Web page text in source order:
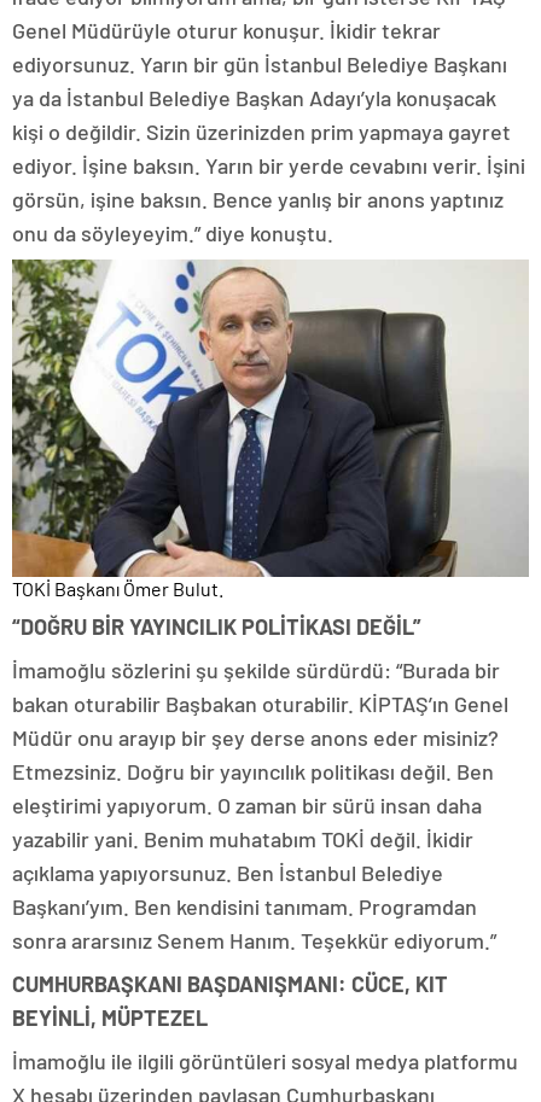
Genel Müdürüyle oturur konuşur. İkidir tekrar
ediyorsunuz. Yarın bir gün İstanbul Belediye Başkanı
ya da İstanbul Belediye Başkan Adayı’yla konuşacak
kişi o değildir. Sizin üzerinizden prim yapmaya gayret
ediyor. İşine baksın. Yarın bir yerde cevabını verir. İşini
görsün, işine baksın. Bence yanlış bir anons yaptınız
onu da söyleyeyim.” diye konuştu.
TOKİ Başkanı Ömer Bulut.
“DOĞRU BİR YAYINCILIK POLİTİKASI DEĞİL”
İmamoğlu sözlerini şu şekilde sürdürdü: “Burada bir
bakan oturabilir Başbakan oturabilir. KİPTAŞ’ın Genel
Müdür onu arayıp bir şey derse anons eder misiniz?
Etmezsiniz. Doğru bir yayıncılık politikası değil. Ben
eleştirimi yapıyorum. O zaman bir sürü insan daha
yazabilir yani. Benim muhatabım TOKİ değil. İkidir
açıklama yapıyorsunuz. Ben İstanbul Belediye
Başkanı’yım. Ben kendisini tanımam. Programdan
sonra ararsınız Senem Hanım. Teşekkür ediyorum.”
CUMHURBAŞKANI BAŞDANIŞMANI: CÜCE, KIT
BEYİNLİ, MÜPTEZEL
İmamoğlu ile ilgili görüntüleri sosyal medya platformu
X hesabı üzerinden paylaşan Cumhurbaşkanı